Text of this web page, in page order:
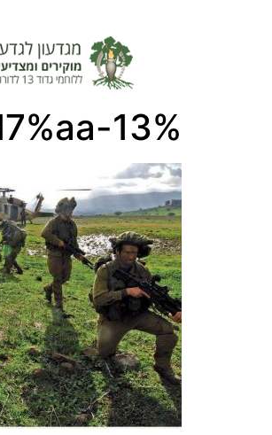
%d7%9e%d7%a1%d7%99%d7%99%d7%a2%d7%aa-13